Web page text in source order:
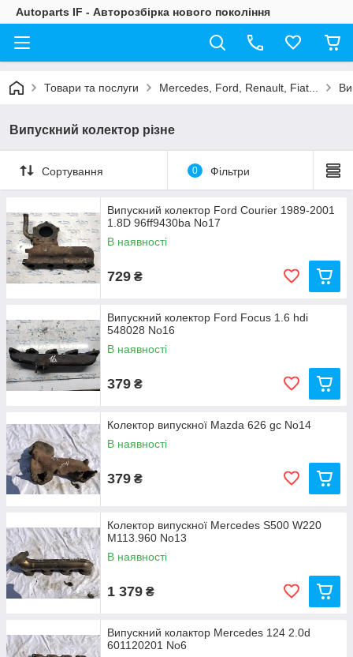
Autoparts IF - Авторозбірка нового покоління
Товари та послуги Mercedes, Ford, Renault, Fiat...
Випускний колектор різне
Сортування 0 Фільтри
Випускний колектор Ford Courier 1989-2001
1.8D 96ff9430ba No17
В наявності
729 ₴
Випускний колектор Ford Focus 1.6 hdi
548028 No16
В наявності
379 ₴
Колектор випускної Mazda 626 gc No14
В наявності
379 ₴
Колектор випускної Mercedes S500 W220
M113.960 No13
В наявності
1 379 ₴
Випускний колактор Mercedes 124 2.0d
601120201 No6